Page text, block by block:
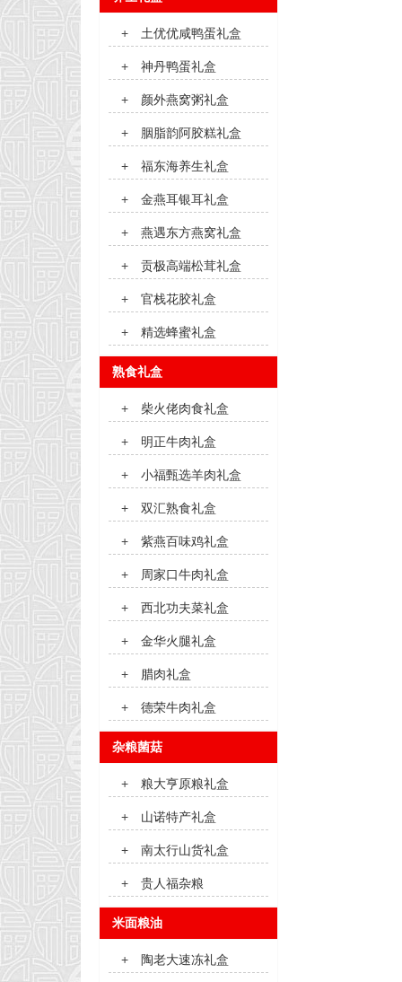
+ 土优优咸鸭蛋礼盒
+ 神丹鸭蛋礼盒
+ 颜外燕窝粥礼盒
+ 胭脂韵阿胶糕礼盒
+ 福东海养生礼盒
+ 金燕耳银耳礼盒
+ 燕遇东方燕窝礼盒
+ 贡极高端松茸礼盒
+ 官栈花胶礼盒
+ 精选蜂蜜礼盒
熟食礼盒
+ 柴火佬肉食礼盒
+ 明正牛肉礼盒
+ 小福甄选羊肉礼盒
+ 双汇熟食礼盒
+ 紫燕百味鸡礼盒
+ 周家口牛肉礼盒
+ 西北功夫菜礼盒
+ 金华火腿礼盒
+ 腊肉礼盒
+ 德荣牛肉礼盒
杂粮菌菇
+ 粮大亨原粮礼盒
+ 山诺特产礼盒
+ 南太行山货礼盒
+ 贵人福杂粮
米面粮油
+ 陶老大速冻礼盒